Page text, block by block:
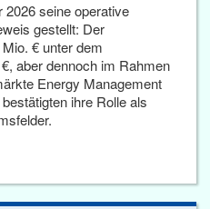
2026 seine operative
gestellt: Der
€ unter dem
aber dennoch im Rahmen
Energy Management
ihre Rolle als